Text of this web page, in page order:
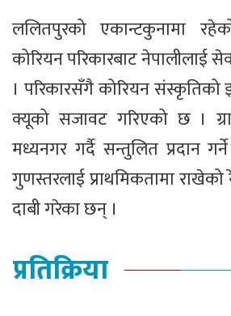
ललितपुरको एकान्टकुनामा
कोरियन परिकारबाट नेपालीलाई
। परिकारसँगै कोरियन संस्कृतिको
क्यूको सजावट गरिएको छ ।
मध्यनगर गर्दै सन्तुलित प्रदान
गुणस्तरलाई प्राथमिकतामा
दाबी गरेका छन् ।
प्रतिक्रिया